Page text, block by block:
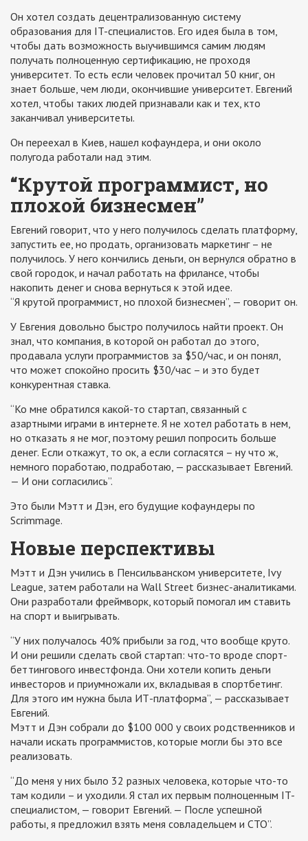
Он хотел создать децентрализованную систему
образования для IT-специалистов. Его идея была в том,
чтобы дать возможность выучившимся самим людям
получать полноценную сертификацию, не проходя
университет. То есть если человек прочитал 50 книг, он
знает больше, чем люди, окончившие университет. Евгений
хотел, чтобы таких людей признавали как и тех, кто
заканчивал университеты.
Он переехал в Киев, нашел кофаундера, и они около
полугода работали над этим.
“Крутой программист, но
плохой бизнесмен”
Евгений говорит, что у него получилось сделать платформу,
запустить ее, но продать, организовать маркетинг – не
получилось. У него кончились деньги, он вернулся обратно в
свой городок, и начал работать на фрилансе, чтобы
накопить денег и снова вернуться к этой идее.
“Я крутой программист, но плохой бизнесмен”, — говорит он.
У Евгения довольно быстро получилось найти проект. Он
знал, что компания, в которой он работал до этого,
продавала услуги программистов за $50/час, и он понял,
что может спокойно просить $30/час – и это будет
конкурентная ставка.
“Ко мне обратился какой-то стартап, связанный с
азартными играми в интернете. Я не хотел работать в нем,
но отказать я не мог, поэтому решил попросить больше
денег. Если откажут, то ок, а если согласятся – ну что ж,
немного поработаю, подработаю, — рассказывает Евгений.
— И они согласились”.
Это были Мэтт и Дэн, его будущие кофаундеры по
Scrimmage.
Новые перспективы
Мэтт и Дэн учились в Пенсильванском университете, Ivy
League, затем работали на Wall Street бизнес-аналитиками.
Они разработали фреймворк, который помогал им ставить
на спорт и выигрывать.
“У них получалось 40% прибыли за год, что вообще круто.
И они решили сделать свой стартап: что-то вроде спорт-
беттингового инвестфонда. Они хотели копить деньги
инвесторов и приумножали их, вкладывая в спортбетинг.
Для этого им нужна была ИТ-платформа”, — рассказывает
Евгений.
Мэтт и Дэн собрали до $100 000 у своих родственников и
начали искать программистов, которые могли бы это все
реализовать.
“До меня у них было 32 разных человека, которые что-то
там кодили – и уходили. Я стал их первым полноценным IT-
специалистом, — говорит Евгений. — После успешной
работы, я предложил взять меня совладельцем и СТО”.